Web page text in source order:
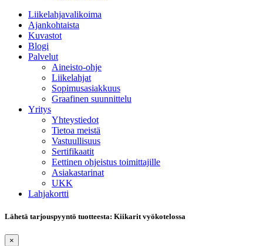
Liikelahjavalikoima
Ajankohtaista
Kuvastot
Blogi
Palvelut
Aineisto-ohje
Liikelahjat
Sopimusasiakkuus
Graafinen suunnittelu
Yritys
Yhteystiedot
Tietoa meistä
Vastuullisuus
Sertifikaatit
Eettinen ohjeistus toimittajille
Asiakastarinat
UKK
Lahjakortti
Lähetä tarjouspyyntö tuotteesta: Kiikarit vyökotelossa
×